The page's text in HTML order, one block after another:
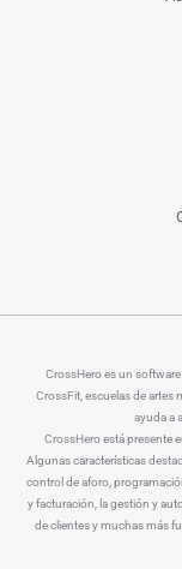
CrossHero es un
CrossFit, escuelas de artes
ayuda a
CrossHero está presente
Algunas características
control de aforo,
y facturación, la gestión y
de clientes y muchas más